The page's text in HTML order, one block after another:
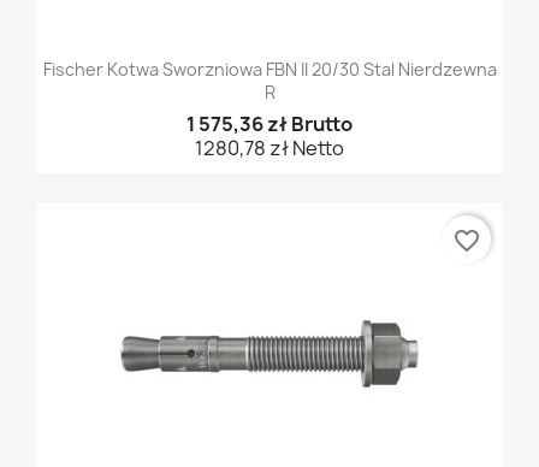
Fischer Kotwa Sworzniowa FBN II 20/30 Stal Nierdzewna
R
1 575,36 zł Brutto
1280,78 zł Netto
favorite_border